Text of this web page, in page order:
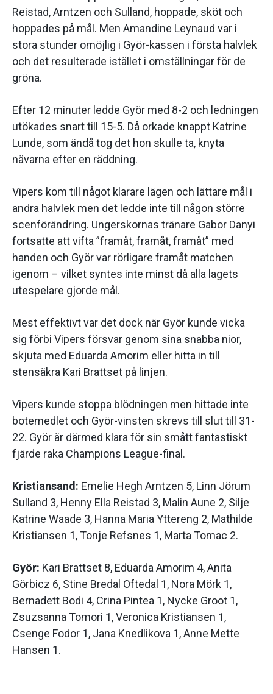
Reistad, Arntzen och Sulland, hoppade, sköt och
hoppades på mål. Men Amandine Leynaud var i
stora stunder omöjlig i Györ-kassen i första halvlek
och det resulterade istället i omställningar för de
gröna.
Efter 12 minuter ledde Györ med 8-2 och ledningen
utökades snart till 15-5. Då orkade knappt Katrine
Lunde, som ändå tog det hon skulle ta, knyta
nävarna efter en räddning.
Vipers kom till något klarare lägen och lättare mål i
andra halvlek men det ledde inte till någon större
scenförändring. Ungerskornas tränare Gabor Danyi
fortsatte att vifta ”framåt, framåt, framåt” med
handen och Györ var rörligare framåt matchen
igenom – vilket syntes inte minst då alla lagets
utespelare gjorde mål.
Mest effektivt var det dock när Györ kunde vicka
sig förbi Vipers försvar genom sina snabba nior,
skjuta med Eduarda Amorim eller hitta in till
stensäkra Kari Brattset på linjen.
Vipers kunde stoppa blödningen men hittade inte
botemedlet och Györ-vinsten skrevs till slut till 31-
22. Györ är därmed klara för sin smått fantastiskt
fjärde raka Champions League-final.
Kristiansand: Emelie Hegh Arntzen 5, Linn Jörum
Sulland 3, Henny Ella Reistad 3, Malin Aune 2, Silje
Katrine Waade 3, Hanna Maria Yttereng 2, Mathilde
Kristiansen 1, Tonje Refsnes 1, Marta Tomac 2.
Györ: Kari Brattset 8, Eduarda Amorim 4, Anita
Görbicz 6, Stine Bredal Oftedal 1, Nora Mörk 1,
Bernadett Bodi 4, Crina Pintea 1, Nycke Groot 1,
Zsuzsanna Tomori 1, Veronica Kristiansen 1,
Csenge Fodor 1, Jana Knedlikova 1, Anne Mette
Hansen 1.